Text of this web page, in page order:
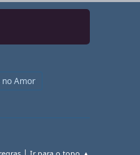
no Amor